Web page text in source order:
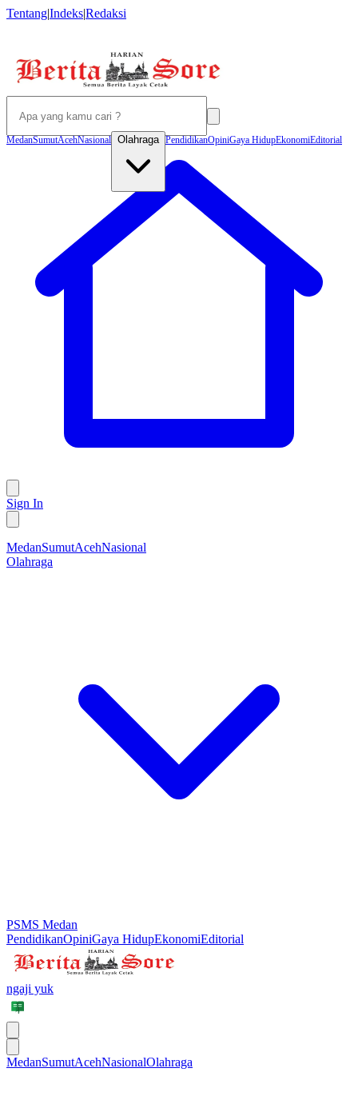
Tentang|Indeks|Redaksi
MedanSumutAcehNasional Olahraga PendidikanOpiniGaya HidupEkonomiEditorial
Sign In
MedanSumutAcehNasional
Olahraga
PSMS Medan
PendidikanOpiniGaya HidupEkonomiEditorial
ngaji yuk
MedanSumutAcehNasionalOlahraga